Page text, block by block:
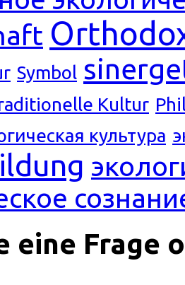
Symbol
Kultur
культура
eine Frage